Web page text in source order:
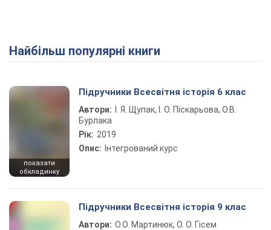
Найбільш популярні книги
показати
обкладинку
Підручники Всесвітня історія 6 клас
Автори:
І. Я. Щупак, І. О. Піскарьова, О.В.
Бурлака
Рік: 2019
Опис: Інтегрований курс
Підручники Всесвітня історія 9 клас
Автори: О.О. Мартинюк, О. О. Гісем